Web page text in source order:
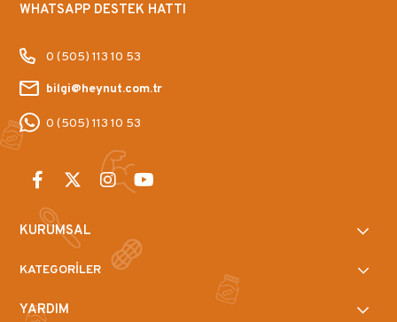
WHATSAPP DESTEK HATTI
0 (505) 113 10 53
bilgi@heynut.com.tr
0 (505) 113 10 53
KURUMSAL
KATEGORİLER
YARDIM